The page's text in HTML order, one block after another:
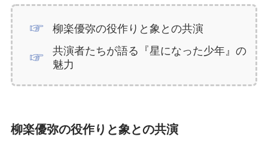
柳楽優弥の役作りと象との共演
共演者たちが語る『星になった少年』の
魅力
柳楽優弥の役作りと象との共演